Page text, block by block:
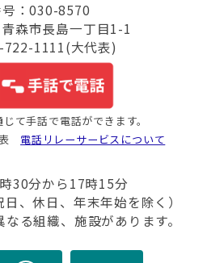
：030-8570
森市長島一丁目1-1
722-1111(大代表)
て手話で電話ができます。
電話リレーサービスについて
30分から17時15分
日、休日、年末年始を除く）
る組織、施設があります。